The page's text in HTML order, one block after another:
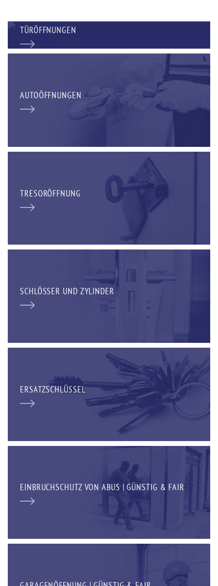
TÜRÖFFNUNGEN
AUTOÖFFNUNGEN
TRESORÖFFNUNG
SCHLÖSSER UND ZYLINDER
ERSATZSCHLÜSSEL
EINBRUCHSCHUTZ VON ABUS | GÜNSTIG & FAIR